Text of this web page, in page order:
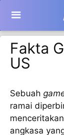
isi
Fakta
US
Sebuah
ramai
angkasa